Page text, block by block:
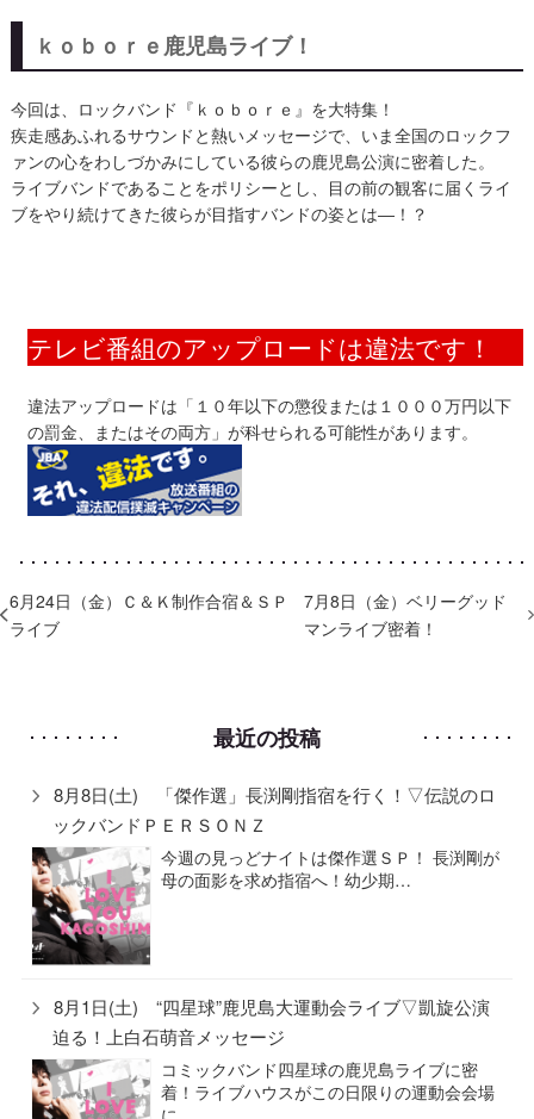
ｋｏｂｏｒｅ鹿児島ライブ！
今回は、ロックバンド『ｋｏｂｏｒｅ』を大特集！
疾走感あふれるサウンドと熱いメッセージで、いま全国のロックフ
ァンの心をわしづかみにしている彼らの鹿児島公演に密着した。
ライブバンドであることをポリシーとし、目の前の観客に届くライ
ブをやり続けてきた彼らが目指すバンドの姿とは―！？
テレビ番組のアップロードは違法です！
違法アップロードは「１０年以下の懲役または１０００万円以下
の罰金、またはその両方」が科せられる可能性があります。
6月24日（金）Ｃ＆Ｋ制作合宿＆ＳＰ
ライブ
7月8日（金）ベリーグッド
マンライブ密着！
最近の投稿
8月8日(土) 「傑作選」長渕剛指宿を行く！▽伝説のロ
ックバンドＰＥＲＳＯＮＺ
今週の見っどナイトは傑作選ＳＰ！ 長渕剛が
母の面影を求め指宿へ！幼少期…
8月1日(土) “四星球”鹿児島大運動会ライブ▽凱旋公演
迫る！上白石萌音メッセージ
コミックバンド四星球の鹿児島ライブに密
着！ライブハウスがこの日限りの運動会会場
に…